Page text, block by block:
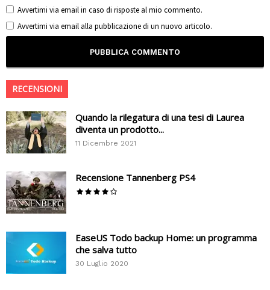
Avvertimi via email in caso di risposte al mio commento.
Avvertimi via email alla pubblicazione di un nuovo articolo.
RECENSIONI
Quando la rilegatura di una tesi di Laurea
diventa un prodotto...
11 Dicembre 2021
Recensione Tannenberg PS4
EaseUS Todo backup Home: un programma
che salva tutto
30 Luglio 2020